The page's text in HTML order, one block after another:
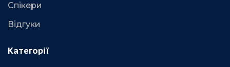
Спікери
Відгуки
Категорії